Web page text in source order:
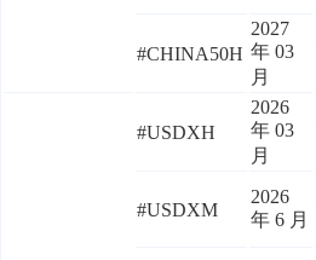
#CHINA50H
2027
年 03
月
#USDXH
2026
年 03
月
#USDXM
2026
年 6 月